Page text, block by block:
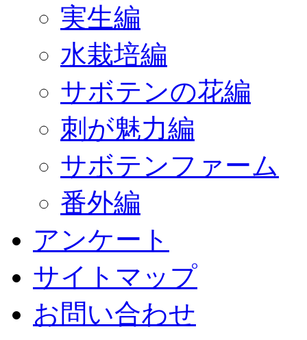
実生編
水栽培編
サボテンの花編
刺が魅力編
サボテンファーム
番外編
アンケート
サイトマップ
お問い合わせ